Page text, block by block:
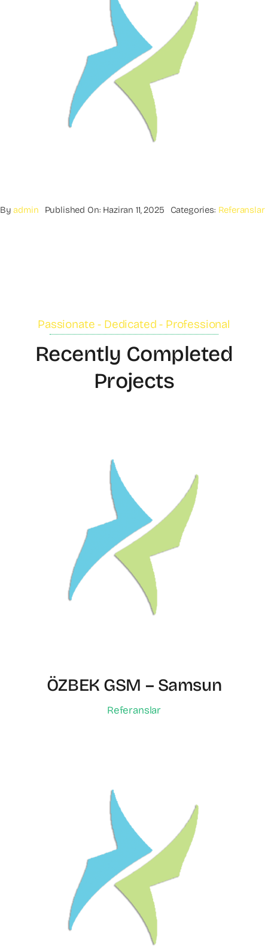
Byadmin Published On: Haziran 11, 2025 Categories: Referanslar
Passionate - Dedicated - Professional
Recently Completed
Projects
ÖZBEK GSM – Samsun
Referanslar